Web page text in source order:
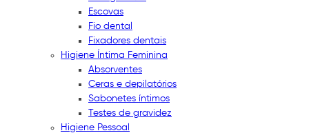
Escovas
Fio dental
Fixadores dentais
Higiene Íntima Feminina
Absorventes
Ceras e depilatórios
Sabonetes íntimos
Testes de gravidez
Higiene Pessoal